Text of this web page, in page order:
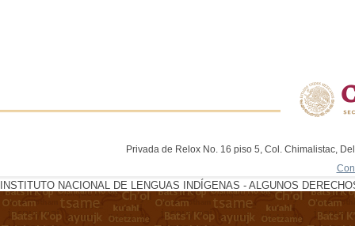
Privada de Relox No. 16 piso 5, Col. Chimalistac,
INSTITUTO NACIONAL DE LENGUAS INDÍGENAS - ALGUNOS